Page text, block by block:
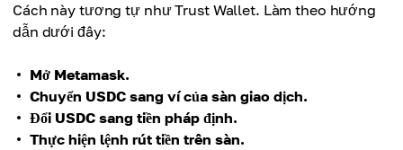
Cách này tương tự như Trust Wallet. Làm theo hướng
dẫn dưới đây:
Mở Metamask.
Chuyển USDC sang ví của sàn giao dịch.
Đổi USDC sang tiền pháp định.
Thực hiện lệnh rút tiền trên sàn.